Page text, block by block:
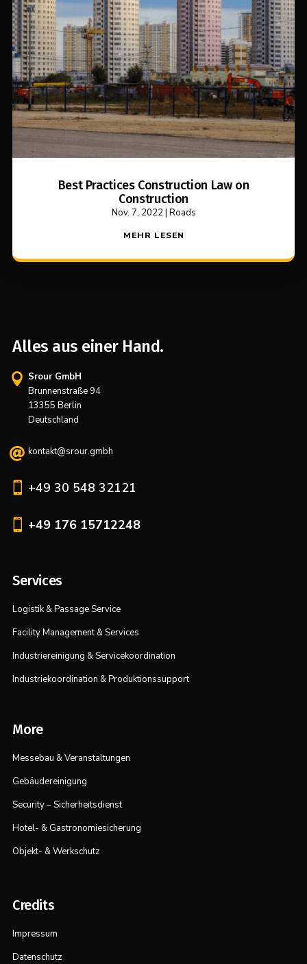
Best Practices Construction Law on
Construction
Nov. 7, 2022| Roads
MEHR LESEN
Alles aus einer Hand.
 Srour GmbH
Brunnenstraße 94
13355 Berlin
Deutschland
 kontakt@srour.gmbh
 +49 30 548 32121
 +49 176 15712248
Services
Logistik & Passage Service
Facility Management & Services
Industriereinigung & Servicekoordination
Industriekoordination & Produktionssupport
More
Messebau & Veranstaltungen
Gebäudereinigung
Security – Sicherheitsdienst
Hotel- & Gastronomiesicherung
Objekt- & Werkschutz
Credits
Impressum
Datenschutz